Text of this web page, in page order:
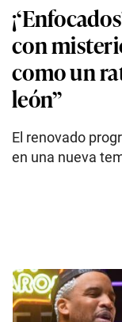
con
como un
león”
El renovado
en una nueva